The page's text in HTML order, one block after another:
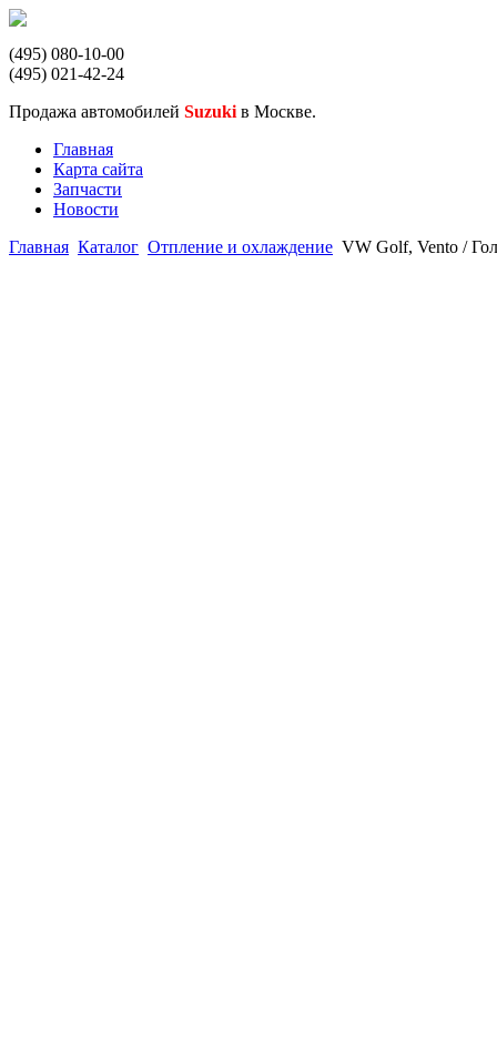
(495) 080-10-00
(495) 021-42-24
Продажа автомобилей Suzuki в Москве.
Главная
Карта сайта
Запчасти
Новости
Главная Каталог Отпление и охлаждение VW Golf, Vento /